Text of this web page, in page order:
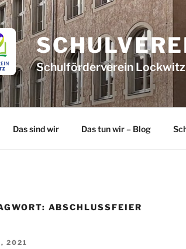
Schulförderverein Lockwitz
Das sind wir Das tun wir – Blog
ABSCHLUSSFEIER
2021